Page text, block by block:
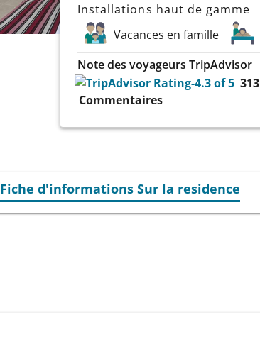
Installations haut de gamme
Vacances en famille
Note des voyageurs TripAdvisor
313
Commentaires
Fiche d'informations Sur la residence